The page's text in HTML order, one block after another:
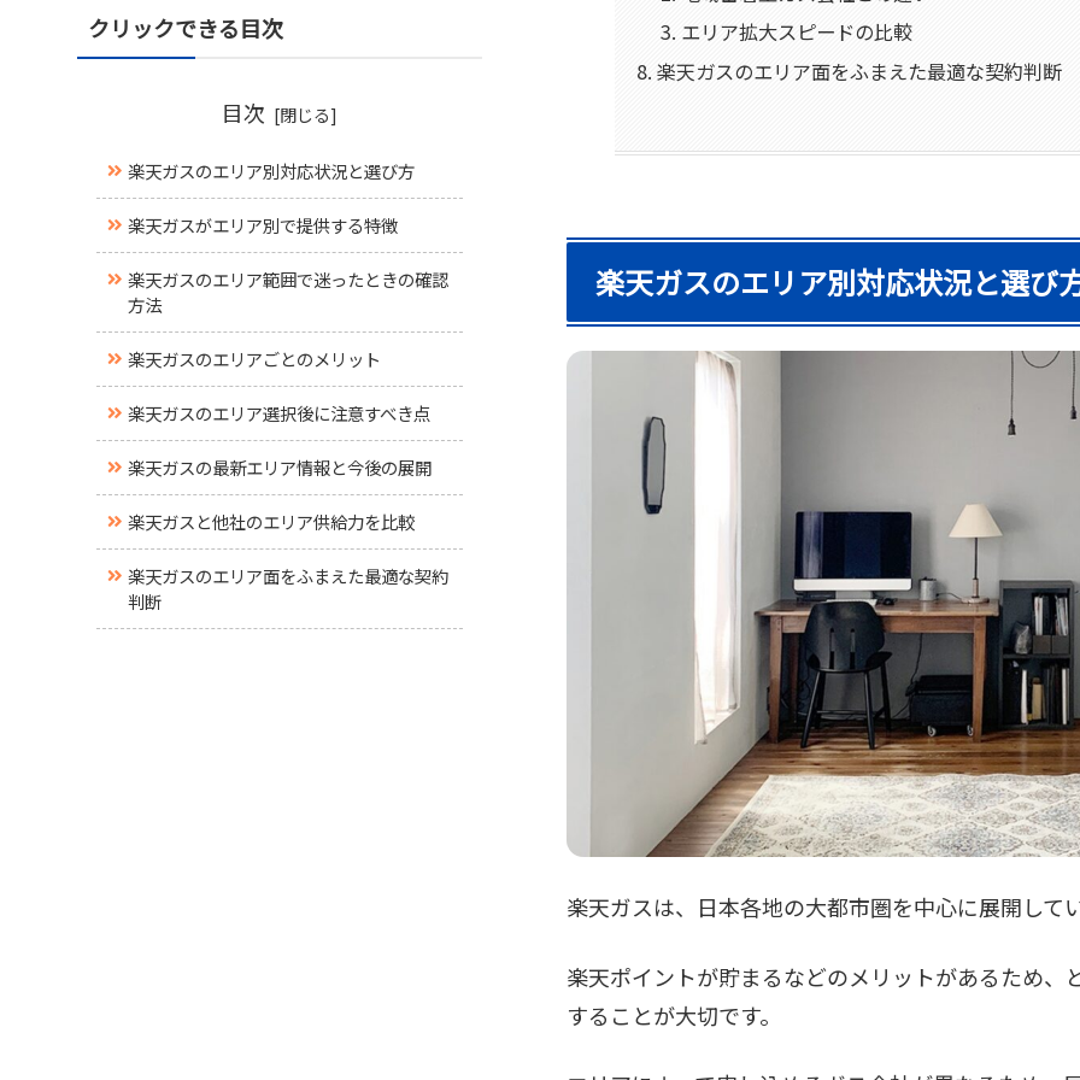
エリア拡大スピードの比較
楽天ガスのエリア面をふまえた最適な契約判断
楽天ガスのエリア別対応状況と選び
楽天ガスは、日本各地の大都市圏を中心に展開して
楽天ポイントが貯まるなどのメリットがあるため
することが大切です。
クリックできる目次
目次
楽天ガスのエリア別対応状況と選び方
楽天ガスがエリア別で提供する特徴
楽天ガスのエリア範囲で迷ったときの確認
方法
楽天ガスのエリアごとのメリット
楽天ガスのエリア選択後に注意すべき点
楽天ガスの最新エリア情報と今後の展開
楽天ガスと他社のエリア供給力を比較
楽天ガスのエリア面をふまえた最適な契約
判断